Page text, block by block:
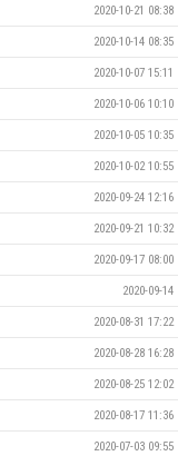
2020-10-21 08:38
2020-10-14 08:35
2020-10-07 15:11
2020-10-06 10:10
2020-10-05 10:35
2020-10-02 10:55
2020-09-24 12:16
2020-09-21 10:32
2020-09-17 08:00
2020-09-14
2020-08-31 17:22
2020-08-28 16:28
2020-08-25 12:02
2020-08-17 11:36
2020-07-03 09:55